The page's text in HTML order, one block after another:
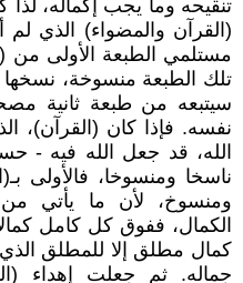
تنقيحه وما يجب إكماله،
(القرآن والمضواء) الذي
مستلمي الطبعة الأولى من
تلك الطبعة منسوخة، نسخها
سيتبعه من طبعة ثانية
نفسه. فإذا كان (القرآن)،
الله، قد جعل الله فيه -
ناسخا ومنسوخا، فالأولى
ومنسوخ، لأن ما يأتي
الكمال، ففوق كل كامل
كمال مطلق إلا للمطلق
جماله. ثم جعلت إهداء